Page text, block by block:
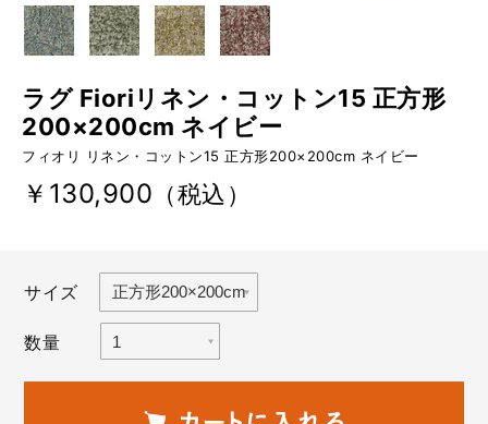
ラグ Fioriリネン・コットン15 正方形
200×200cm ネイビー
フィオリ リネン・コットン15 正方形200×200cm ネイビー
￥130,900 （税込）
サイズ
数量